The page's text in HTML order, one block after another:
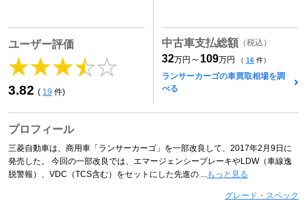
ユーザー評価
3.82 ( 19 件)
中古車支払総額 （税込）
32万円 ～ 109万円 （ 16 件）
ランサーカーゴの車買取相場を調
べる
プロフィール
三菱自動車は、商用車「ランサーカーゴ」を一部改良して、2017年2月9日に
発売した。 今回の一部改良では、エマージェンシーブレーキやLDW（車線逸
脱警報）、VDC（TCS含む）をセットにした先進の ...
もっと見る
グレード・スペック